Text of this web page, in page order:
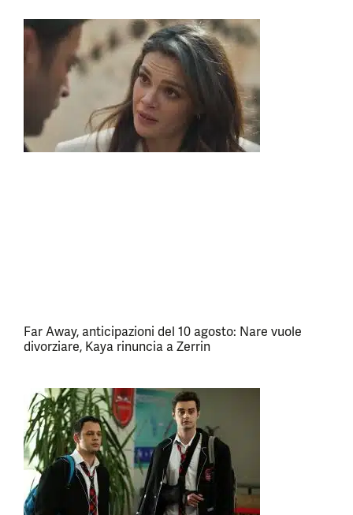
Far Away, anticipazioni del 10 agosto: Nare vuole
divorziare, Kaya rinuncia a Zerrin